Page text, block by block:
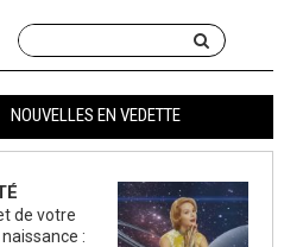
NOUVELLES EN VEDETTE
de votre
: